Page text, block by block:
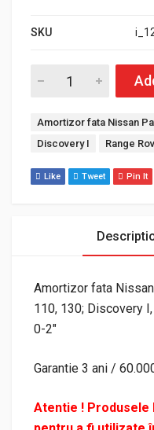
SKU
Cantitate Amortizor
Etichete:
Amortizor fata Nissan
Discovery I
Range
Like Tweet Pin It
Amortizor fata
110, 130; Discovery
0-2″
Garantie 3 ani /
Atentie ! Produsele